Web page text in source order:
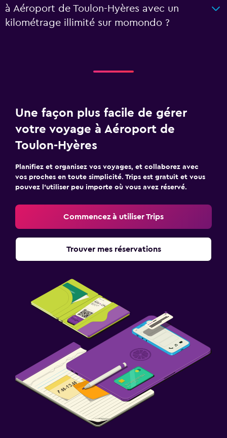
à Aéroport de Toulon-Hyères avec un
kilométrage illimité sur momondo ?
Une façon plus facile de gérer
votre voyage à Aéroport de
Toulon-Hyères
Planifiez et organisez vos voyages, et collaborez avec
vos proches en toute simplicité. Trips est gratuit et vous
pouvez l’utiliser peu importe où vous avez réservé.
Commencez à utiliser Trips
Trouver mes réservations